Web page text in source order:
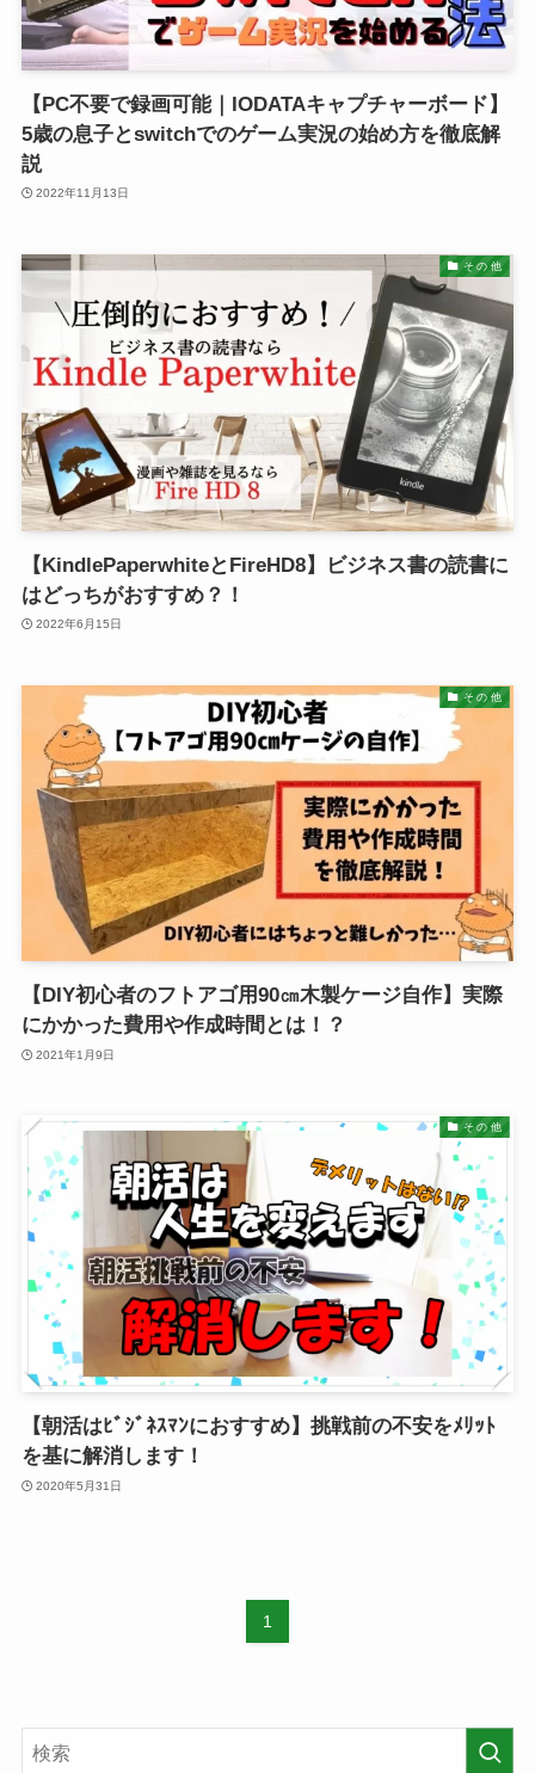
【PC不要で録画可能｜IODATAキャプチャーボード】
5歳の息子とswitchでのゲーム実況の始め方を徹底解
説
2022年11月13日
そ の 他
【KindlePaperwhiteとFireHD8】ビジネス書の読書に
はどっちがおすすめ？！
2022年6月15日
そ の 他
【DIY初心者のフトアゴ用90㎝木製ケージ自作】実際
にかかった費用や作成時間とは！？
2021年1月9日
そ の 他
【朝活はﾋﾞｼﾞﾈｽﾏﾝにおすすめ】挑戦前の不安をﾒﾘｯﾄ
を基に解消します！
2020年5月31日
1